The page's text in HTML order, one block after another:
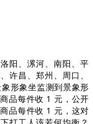
阳、漯河、南阳、平
许昌、郑州、周口、
形象坐监测到景象形
品每件收 1 元，公开
品每件收 1 元，这对